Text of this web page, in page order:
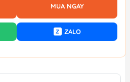
MUA NGAY
Z ZALO